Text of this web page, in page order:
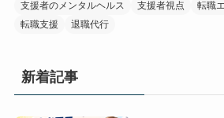
支援者のメンタルヘルス
支援者視点
転職
転職支援
退職代行
新着記事